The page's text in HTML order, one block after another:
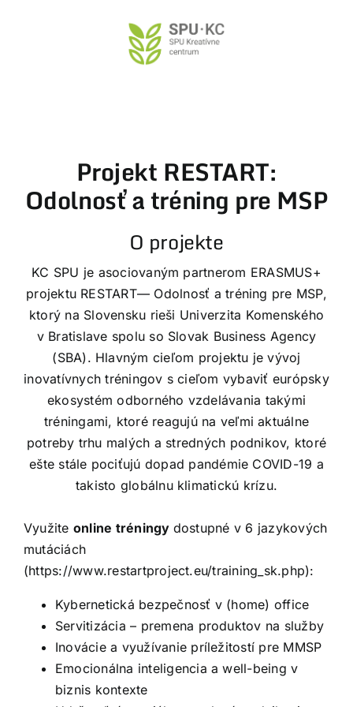
Projekt RESTART:
Odolnosť a tréning pre MSP
O projekte
KC SPU je asociovaným partnerom ERASMUS+
projektu RESTART— Odolnosť a tréning pre MSP,
ktorý na Slovensku rieši Univerzita Komenského
v Bratislave spolu so Slovak Business Agency
(SBA). Hlavným cieľom projektu je vývoj
inovatívnych tréningov s cieľom vybaviť európsky
ekosystém odborného vzdelávania takými
tréningami, ktoré reagujú na veľmi aktuálne
potreby trhu malých a stredných podnikov, ktoré
ešte stále pociťujú dopad pandémie COVID-19 a
takisto globálnu klimatickú krízu.
Využite online tréningy dostupné v 6 jazykových
mutáciách
(https://www.restartproject.eu/training_sk.php):
Kybernetická bezpečnosť v (home) office
Servitizácia – premena produktov na služby
Inovácie a využívanie príležitostí pre MMSP
Emocionálna inteligencia a well-being v
biznis kontexte